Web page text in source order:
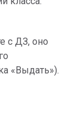
с ДЗ, оно
«Выдать»).